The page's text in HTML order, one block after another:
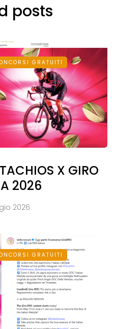
posts
GRATUITI
X GIRO
2026
2026
GRATUITI